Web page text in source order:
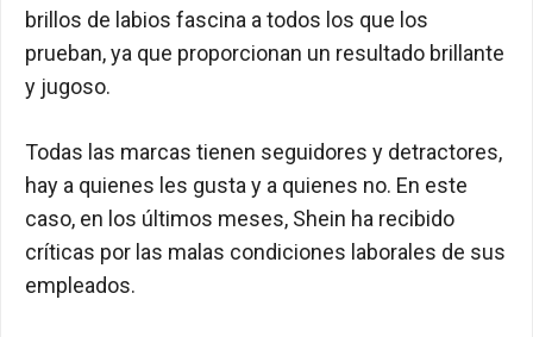
brillos de labios fascina a todos los que los
prueban, ya que proporcionan un resultado brillante
y jugoso.
Todas las marcas tienen seguidores y detractores,
hay a quienes les gusta y a quienes no. En este
caso, en los últimos meses, Shein ha recibido
críticas por las malas condiciones laborales de sus
empleados.